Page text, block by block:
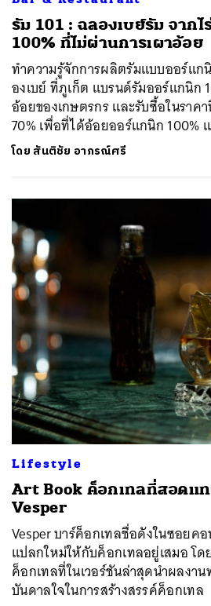
รัม 101 : ฉลองเบย์รัม จาก
100% ที่ไม่ผ่านการเผาอ้อย
ทำความรู้จักการผลิตรัมแบบออร์แก
องเบย์ ที่ภูเก็ต แบรนด์รัมออร์แกนิก
อ้อยของเกษตรกร และรับซื้อในราค
70% เพื่อที่ได้อ้อยออร์แกนิก 100%
โดย สันติชัย อาภรณ์ศรี
Lifestyle
Art Book ค็อกเทลที่สอดแ
Vesper
Vesper บาร์ค็อกเทลชื่อดังในซอยค
แปลกใหม่ให้กับค็อกเทลอยู่เสมอ โ
ค็อกเทลที่ในเวอร์ชันล่าสุดนำผลงาน
บันดาลใจในการสร้างสรรค์ค็อกเทล
SHARE TWEET